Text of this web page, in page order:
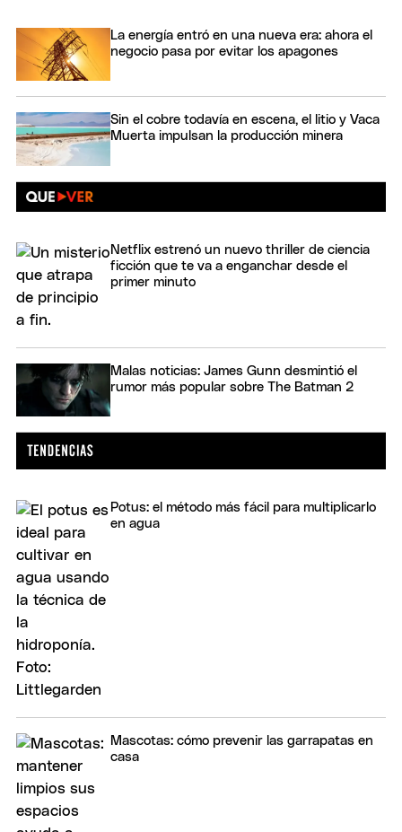
La energía entró en una nueva era: ahora el
negocio pasa por evitar los apagones
Sin el cobre todavía en escena, el litio y Vaca
Muerta impulsan la producción minera
Netflix estrenó un nuevo thriller de ciencia
ficción que te va a enganchar desde el
primer minuto
Malas noticias: James Gunn desmintió el
rumor más popular sobre The Batman 2
Potus: el método más fácil para multiplicarlo
en agua
Mascotas: cómo prevenir las garrapatas en
casa